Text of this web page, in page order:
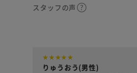
スタッフの声
りゅうおう(男性)